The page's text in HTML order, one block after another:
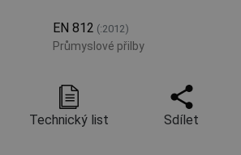
EN 812 (:2012)
Průmyslové přilby
Technický list Sdílet